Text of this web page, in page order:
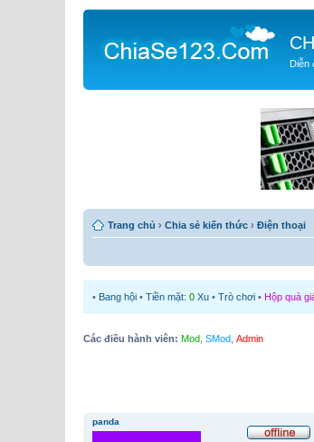
Diễn
Trang chủ › Chia sẻ kiến thức › Điện thoại
• Bang hội • Tiền mặt: 0 Xu • Trò chơi • Hộp quà
Các điều hành viên: Mod SMod Admin
panda